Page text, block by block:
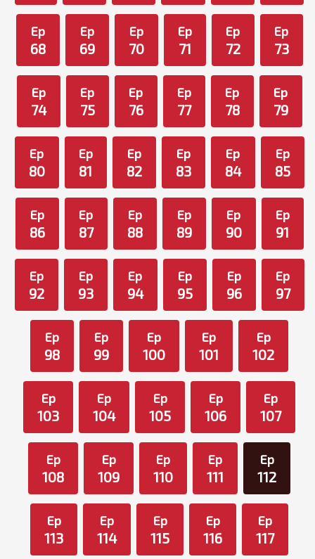
Ep
68
Ep
69
Ep
70
Ep
71
Ep
72
Ep
73
Ep
74
Ep
75
Ep
76
Ep
77
Ep
78
Ep
79
Ep
80
Ep
81
Ep
82
Ep
83
Ep
84
Ep
85
Ep
86
Ep
87
Ep
88
Ep
89
Ep
90
Ep
91
Ep
92
Ep
93
Ep
94
Ep
95
Ep
96
Ep
97
Ep
98
Ep
99
Ep
100
Ep
101
Ep
102
Ep
103
Ep
104
Ep
105
Ep
106
Ep
107
Ep
108
Ep
109
Ep
110
Ep
111
Ep
112
Ep
113
Ep
114
Ep
115
Ep
116
Ep
117